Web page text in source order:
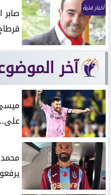
أخبار فنية
آخر